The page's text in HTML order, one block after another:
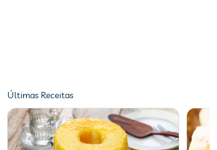
Últimas Receitas